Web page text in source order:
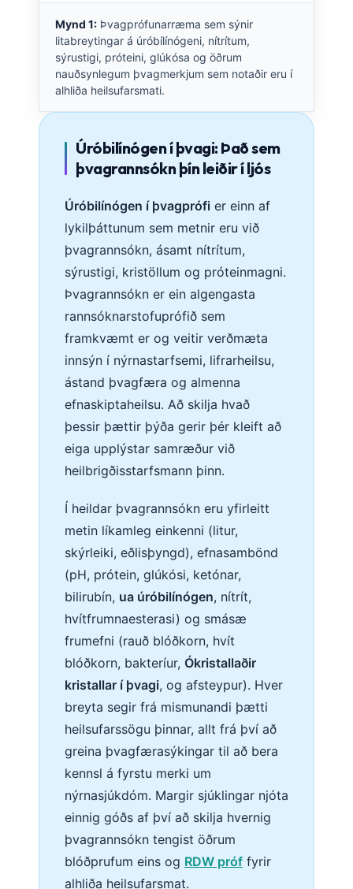
Mynd 1: Þvagprófunarræma sem sýnir
litabreytingar á úróbílínógeni, nítrítum,
sýrustigi, próteini, glúkósa og öðrum
nauðsynlegum þvagmerkjum sem notaðir eru í
alhliða heilsufarsmati.
Úróbilínógen í þvagi: Það sem
þvagrannsókn þín leiðir í ljós
Úróbilínógen í þvagprófi er einn af
lykilþáttunum sem metnir eru við
þvagrannsókn, ásamt nítrítum,
sýrustigi, kristöllum og próteinmagni.
Þvagrannsókn er ein algengasta
rannsóknarstofuprófið sem
framkvæmt er og veitir verðmæta
innsýn í nýrnastarfsemi, lifrarheilsu,
ástand þvagfæra og almenna
efnaskiptaheilsu. Að skilja hvað
þessir þættir þýða gerir þér kleift að
eiga upplýstar samræður við
heilbrigðisstarfsmann þinn.
Í heildar þvagrannsókn eru yfirleitt
metin líkamleg einkenni (litur,
skýrleiki, eðlisþyngd), efnasambönd
(pH, prótein, glúkósi, ketónar,
bilirubín, ua úróbilínógen, nítrít,
hvítfrumnaesterasi) og smásæ
frumefni (rauð blóðkorn, hvít
blóðkorn, bakteríur, Ókristallaðir
kristallar í þvagi, og afsteypur). Hver
breyta segir frá mismunandi þætti
heilsufarssögu þinnar, allt frá því að
greina þvagfærasýkingar til að bera
kennsl á fyrstu merki um
nýrnasjúkdóm. Margir sjúklingar njóta
einnig góðs af því að skilja hvernig
þvagrannsókn tengist öðrum
blóðprufum eins og RDW próf fyrir
alhliða heilsufarsmat.